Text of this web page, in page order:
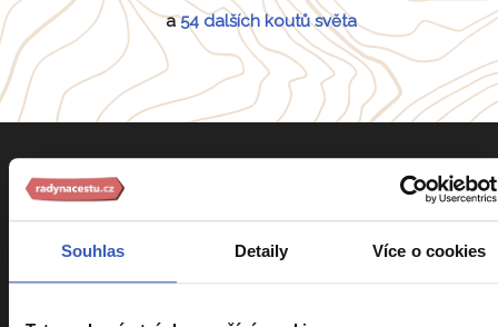
Souhlas Detaily Více o cookies
a54 dalších koutů světa
Informace k zájezdům